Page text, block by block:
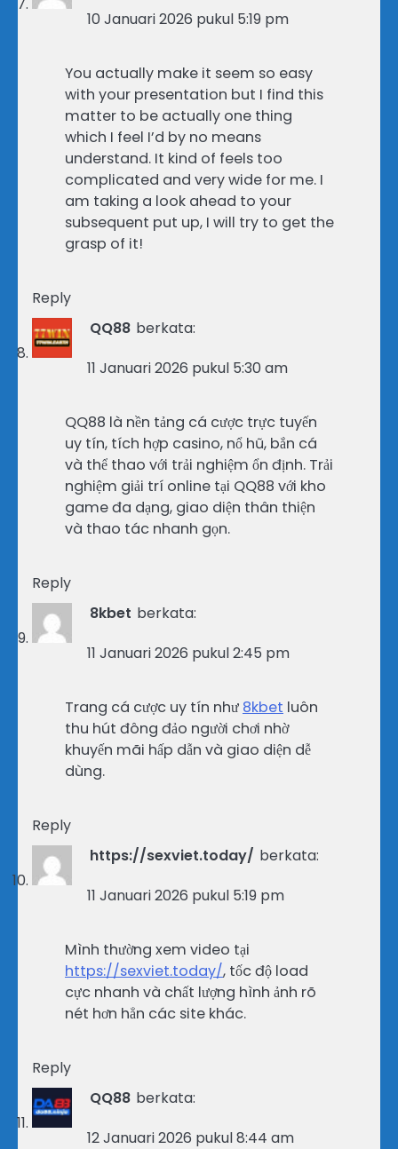
10 Januari 2026 pukul 5:19 pm
You actually make it seem so easy
with your presentation but I find this
matter to be actually one thing
which I feel I’d by no means
understand. It kind of feels too
complicated and very wide for me. I
am taking a look ahead to your
subsequent put up, I will try to get the
grasp of it!
Reply
QQ88 berkata:
11 Januari 2026 pukul 5:30 am
QQ88 là nền tảng cá cược trực tuyến
uy tín, tích hợp casino, nổ hũ, bắn cá
và thể thao với trải nghiệm ổn định. Trải
nghiệm giải trí online tại QQ88 với kho
game đa dạng, giao diện thân thiện
và thao tác nhanh gọn.
Reply
8kbet berkata:
11 Januari 2026 pukul 2:45 pm
Trang cá cược uy tín như 8kbet luôn
thu hút đông đảo người chơi nhờ
khuyến mãi hấp dẫn và giao diện dễ
dùng.
Reply
https://sexviet.today/ berkata:
11 Januari 2026 pukul 5:19 pm
Mình thường xem video tại
https://sexviet.today/, tốc độ load
cực nhanh và chất lượng hình ảnh rõ
nét hơn hẳn các site khác.
Reply
QQ88 berkata:
12 Januari 2026 pukul 8:44 am